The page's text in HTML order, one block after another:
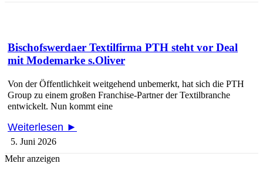
Bischofswerdaer Textilfirma PTH steht vor Deal
mit Modemarke s.Oliver
Von der Öffentlichkeit weitgehend unbemerkt, hat sich die PTH
Group zu einem großen Franchise-Partner der Textilbranche
entwickelt. Nun kommt eine
Weiterlesen ►
5. Juni 2026
Mehr anzeigen